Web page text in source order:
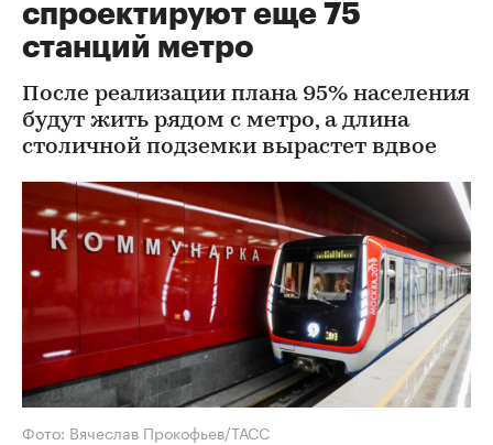
спроектируют еще 75
станций метро
После реализации плана 95% населения
будут жить рядом с метро, а длина
столичной подземки вырастет вдвое
Фото: Вячеслав Прокофьев/ТАСС